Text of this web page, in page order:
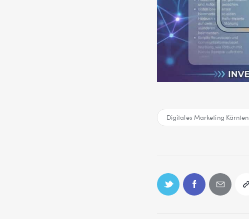
Digitales Marketing Kärnten